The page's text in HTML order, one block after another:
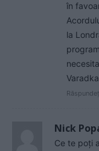
în
la
Nick
Ce te poți